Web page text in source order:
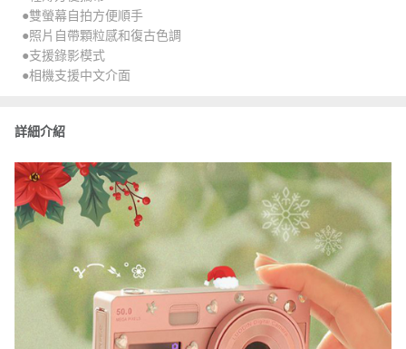
●雙螢幕自拍方便順手
●照片自帶顆粒感和復古色調
●支援錄影模式
●相機支援中文介面
詳細介紹